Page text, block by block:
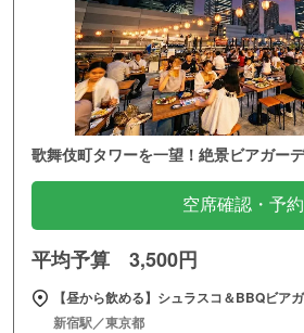
歌舞伎町タワーを一望！絶景ビアガー
空席確認・予約
平均予算 3,500円
【昼から飲める】シュラスコ＆BBQビア
新宿駅／東京都